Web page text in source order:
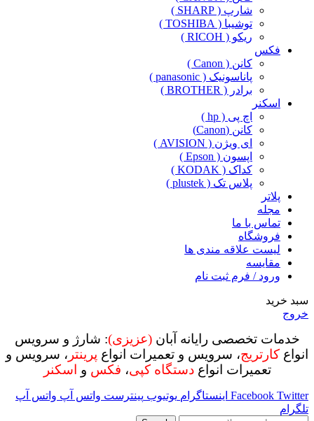
شارپ ( SHARP )
توشیبا ( TOSHIBA )
ریکو ( RICOH )
فکس
کانن ( Canon )
پاناسونیک ( panasonic )
برادر ( BROTHER )
اسکنر
اچ پی ( hp )
کانن (Canon)
ای ویژن ( AVISION )
اپسون ( Epson )
کداک ( KODAK )
پلاس تک ( plustek )
پلاتر
مجله
تماس با ما
فروشگاه
لیست علاقه مندی ها
مقایسه
ورود / فرم ثبت نام
سبد خرید
خروج
خدمات تخصصی رایانه آبان (عزیزی): شارژ و سرویس
انواع کارتریج، سرویس و تعمیرات انواع پرینتر ، سرویس و
تعمیرات انواعدستگاه کپی، فکس و اسکنر
Facebook Twitter اینستاگرام یوتیوب پینترست واتس آپ واتس آپ
تلگرام